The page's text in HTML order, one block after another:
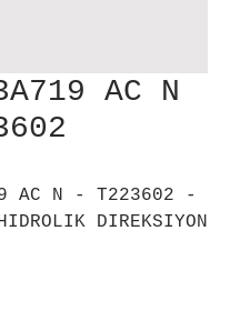
AC N
AC N - T223602 -
DIREKSIYON